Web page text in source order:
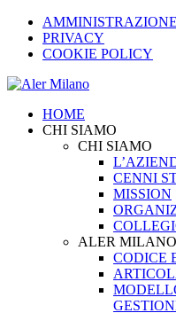
PRIVACY
COOKIE POLICY
HOME
CHI SIAMO
CHI SIAMO
CENNI
MISSION
ALER MILANO
CODICE